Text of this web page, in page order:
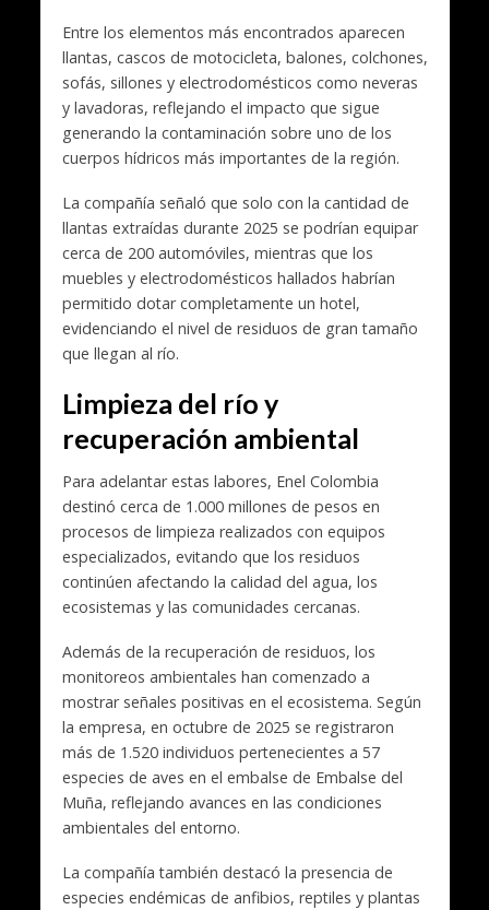
Entre los elementos más encontrados aparecen
llantas, cascos de motocicleta, balones, colchones,
sofás, sillones y electrodomésticos como neveras
y lavadoras, reflejando el impacto que sigue
generando la contaminación sobre uno de los
cuerpos hídricos más importantes de la región.
La compañía señaló que solo con la cantidad de
llantas extraídas durante 2025 se podrían equipar
cerca de 200 automóviles, mientras que los
muebles y electrodomésticos hallados habrían
permitido dotar completamente un hotel,
evidenciando el nivel de residuos de gran tamaño
que llegan al río.
Limpieza del río y
recuperación ambiental
Para adelantar estas labores, Enel Colombia
destinó cerca de 1.000 millones de pesos en
procesos de limpieza realizados con equipos
especializados, evitando que los residuos
continúen afectando la calidad del agua, los
ecosistemas y las comunidades cercanas.
Además de la recuperación de residuos, los
monitoreos ambientales han comenzado a
mostrar señales positivas en el ecosistema. Según
la empresa, en octubre de 2025 se registraron
más de 1.520 individuos pertenecientes a 57
especies de aves en el embalse de Embalse del
Muña, reflejando avances en las condiciones
ambientales del entorno.
La compañía también destacó la presencia de
especies endémicas de anfibios, reptiles y plantas